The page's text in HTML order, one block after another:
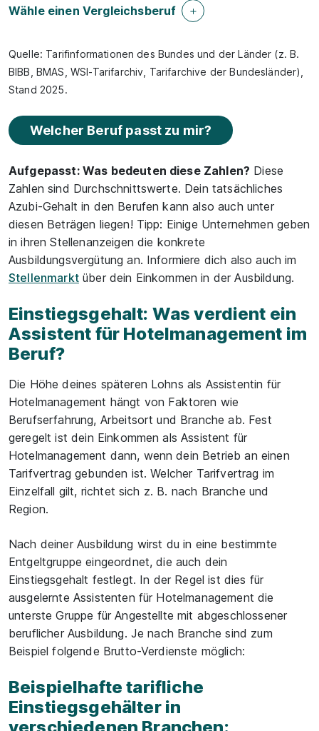
Wähle einen Vergleichsberuf
Quelle: Tarifinformationen des Bundes und der Länder (z. B.
BIBB, BMAS, WSI-Tarifarchiv, Tarifarchive der Bundesländer),
Stand 2025.
Welcher Beruf passt zu mir?
Aufgepasst: Was bedeuten diese Zahlen? Diese
Zahlen sind Durchschnittswerte. Dein tatsächliches
Azubi-Gehalt in den Berufen kann also auch unter
diesen Beträgen liegen! Tipp: Einige Unternehmen geben
in ihren Stellenanzeigen die konkrete
Ausbildungsvergütung an. Informiere dich also auch im
Stellenmarktüber dein Einkommen in der Ausbildung.
Einstiegsgehalt: Was verdient ein
Assistent für Hotelmanagement im
Beruf?
Die Höhe deines späteren Lohns als Assistentin für
Hotelmanagement hängt von Faktoren wie
Berufserfahrung, Arbeitsort und Branche ab. Fest
geregelt ist dein Einkommen als Assistent für
Hotelmanagement dann, wenn dein Betrieb an einen
Tarifvertrag gebunden ist. Welcher Tarifvertrag im
Einzelfall gilt, richtet sich z. B. nach Branche und
Region.
Nach deiner Ausbildung wirst du in eine bestimmte
Entgeltgruppe eingeordnet, die auch dein
Einstiegsgehalt festlegt. In der Regel ist dies für
ausgelernte Assistenten für Hotelmanagement die
unterste Gruppe für Angestellte mit abgeschlossener
beruflicher Ausbildung. Je nach Branche sind zum
Beispiel folgende Brutto-Verdienste möglich:
Beispielhafte tarifliche
Einstiegsgehälter in